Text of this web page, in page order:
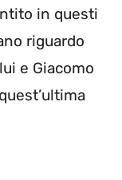
in questi
riguardo
e Giacomo